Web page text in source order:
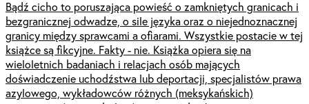
Bądź cicho to poruszająca powieść o zamkniętych granicach i
bezgranicznej odwadze, o sile języka oraz o niejednoznacznej
granicy między sprawcami a ofiarami. Wszystkie postacie w tej
książce są fikcyjne. Fakty - nie. Książka opiera się na
wieloletnich badaniach i relacjach osób mających
doświadczenie uchodźstwa lub deportacji, specjalistów prawa
azylowego, wykładowców różnych (meksykańskich)